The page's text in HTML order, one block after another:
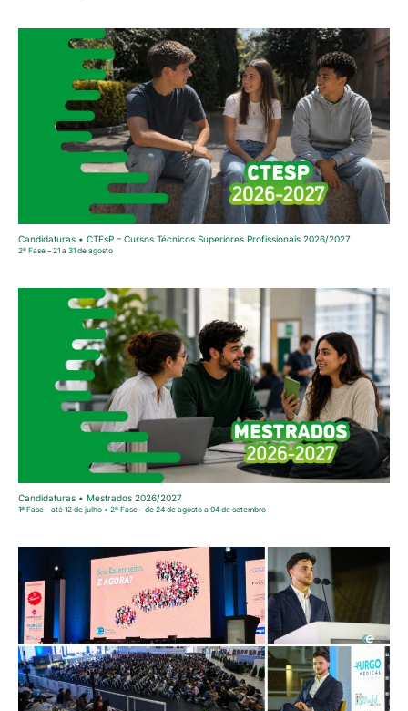
Candidaturas • CTEsP – Cursos Técnicos Superiores Profissionais 2026/2027
2ª Fase – 21 a 31 de agosto
Candidaturas • Mestrados 2026/2027
1ª Fase – até 12 de julho • 2ª Fase – de 24 de agosto a 04 de setembro